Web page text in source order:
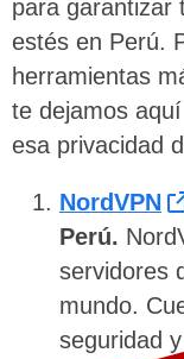
para garantizar
estés en Perú.
herramientas
te dejamos
esa privacidad
NordVPN
Perú.
servidores
mundo.
seguridad